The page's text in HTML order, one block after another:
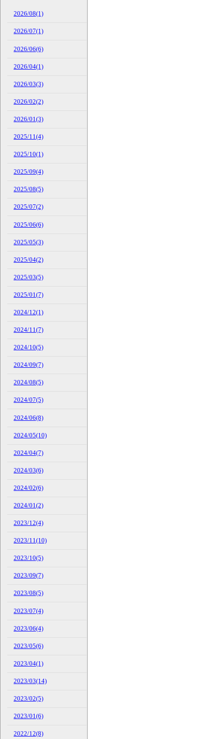
2026/08(1)
2026/07(1)
2026/06(6)
2026/04(1)
2026/03(3)
2026/02(2)
2026/01(3)
2025/11(4)
2025/10(1)
2025/09(4)
2025/08(5)
2025/07(2)
2025/06(6)
2025/05(3)
2025/04(2)
2025/03(5)
2025/01(7)
2024/12(1)
2024/11(7)
2024/10(5)
2024/09(7)
2024/08(5)
2024/07(5)
2024/06(8)
2024/05(10)
2024/04(7)
2024/03(6)
2024/02(6)
2024/01(2)
2023/12(4)
2023/11(10)
2023/10(5)
2023/09(7)
2023/08(5)
2023/07(4)
2023/06(4)
2023/05(6)
2023/04(1)
2023/03(14)
2023/02(5)
2023/01(6)
2022/12(8)